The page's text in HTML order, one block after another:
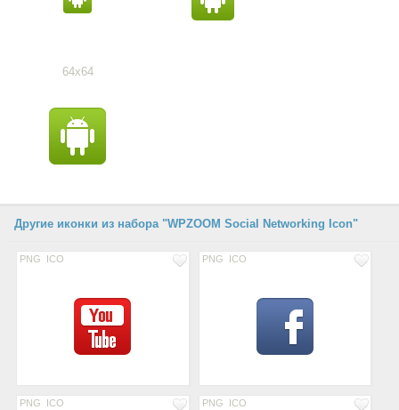
64x64
Другие иконки из набора "WPZOOM Social Networking Icon"
PNG ICO PNG ICO
PNG ICO PNG ICO